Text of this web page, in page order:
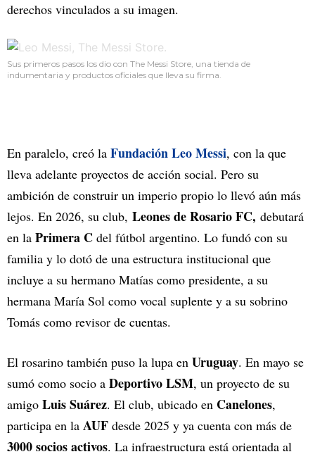
derechos vinculados a su imagen.
Sus primeros pasos los dio con The Messi Store, una tienda de
indumentaria y productos oficiales que lleva su firma.
En paralelo, creó la Fundación Leo Messi, con la que
lleva adelante proyectos de acción social. Pero su
ambición de construir un imperio propio lo llevó aún más
lejos. En 2026, su club, Leones de Rosario FC, debutará
en la Primera C del fútbol argentino. Lo fundó con su
familia y lo dotó de una estructura institucional que
incluye a su hermano Matías como presidente, a su
hermana María Sol como vocal suplente y a su sobrino
Tomás como revisor de cuentas.
El rosarino también puso la lupa en Uruguay. En mayo se
sumó como socio a Deportivo LSM, un proyecto de su
amigo Luis Suárez. El club, ubicado en Canelones,
participa en la AUF desde 2025 y ya cuenta con más de
3000 socios activos. La infraestructura está orientada al